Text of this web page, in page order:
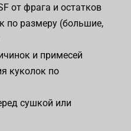
от фрага и остатков
по размеру (большие,
и примесей
куколок по
сушкой или